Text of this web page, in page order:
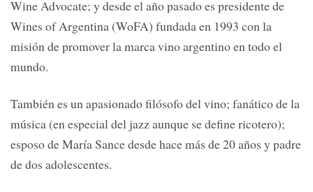
Wine Advocate; y desde el año pasado es presidente de
Wines of Argentina (WoFA) fundada en 1993 con la
misión de promover la marca vino argentino en todo el
mundo.
También es un apasionado filósofo del vino; fanático de la
música (en especial del jazz aunque se define ricotero);
esposo de María Sance desde hace más de 20 años y padre
de dos adolescentes.